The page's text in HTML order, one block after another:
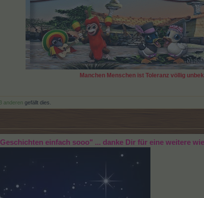
Manchen Menschen ist Toleranz völlig
3 anderen gefällt dies.
einfach sooo" ... danke Dir für eine weitere